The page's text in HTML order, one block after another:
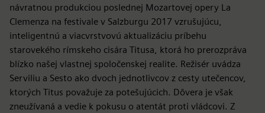
návratnou produkciou poslednej Mozartovej opery La
Clemenza na festivale v Salzburgu 2017 vzrušujúcu,
inteligentnú a viacvrstvovú aktualizáciu príbehu
starovekého rímskeho cisára Titusa, ktorá ho prerozpráva
blízko našej vlastnej spoločenskej realite. Režisér uvádza
Serviliu a Sesto ako dvoch jednotlivcov z cesty utečencov,
ktorých Titus považuje za potešujúcich. Dôvera je však
zneužívaná a vedie k pokusu o atentát proti vládcovi. Z